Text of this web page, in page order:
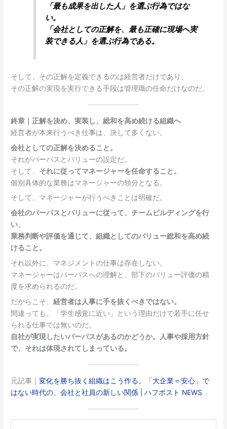
「最も成果を出した人」を選ぶ行為ではな
い。
「会社としての正解を、最も正確に現場へ実
装できる人」を選ぶ行為である。
そして、その正解を定義できるのは経営者だけであり、
その正解の実現を実行できる手段は管理職の任命だけなのだ。
終章｜正解を決め、実装し、総和を高め続ける組織へ
経営者が本来行うべき仕事は、決して多くない。
会社としての正解を決めること。
それがパーパスとバリューの設定だ。
そして、 それに従ってマネージャーを任命すること。
個別具体的な業務はマネージャーの領分となる。
そして、マネージャーが行うべきことは明確だ。
会社のパーパスとバリューに従って、チームビルディングを行
い、
業務判断や評価を通じて、組織としてのバリュー総和を高め続
けること。
それ以外に、マネジメントの仕事は存在しない。
マネージャーはパーパスへの理解と、部下のバリュー評価の精
度を求められるのだ。
だからこそ、経営者は人事に手を抜くべきではない。
間違っても、「学生感覚に近い」という理由だけで若手に任せ
られる仕事では無いのだ。
自社が実現したいパーパスがあるのかどうか。人事や採用方針
で、それは体現されてしまっている。
元記事｜変化を勝ち抜く組織はこう作る。「大企業＝安心」で
はない時代の、会社と社員の新しい関係 | ハフポスト NEWS